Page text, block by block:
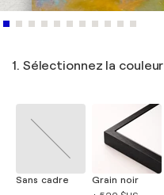
1. Sélectionnez la couleur
Sans cadre
Grain noir